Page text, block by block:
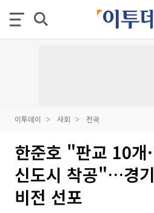
이투데이 사회 전국
한준호 "판교 10개
신도시 착공"…경
비전 선포